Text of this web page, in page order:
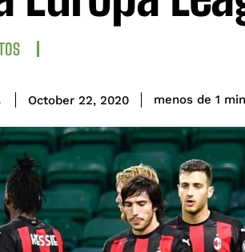
October 22, 2020 menos de 1 min